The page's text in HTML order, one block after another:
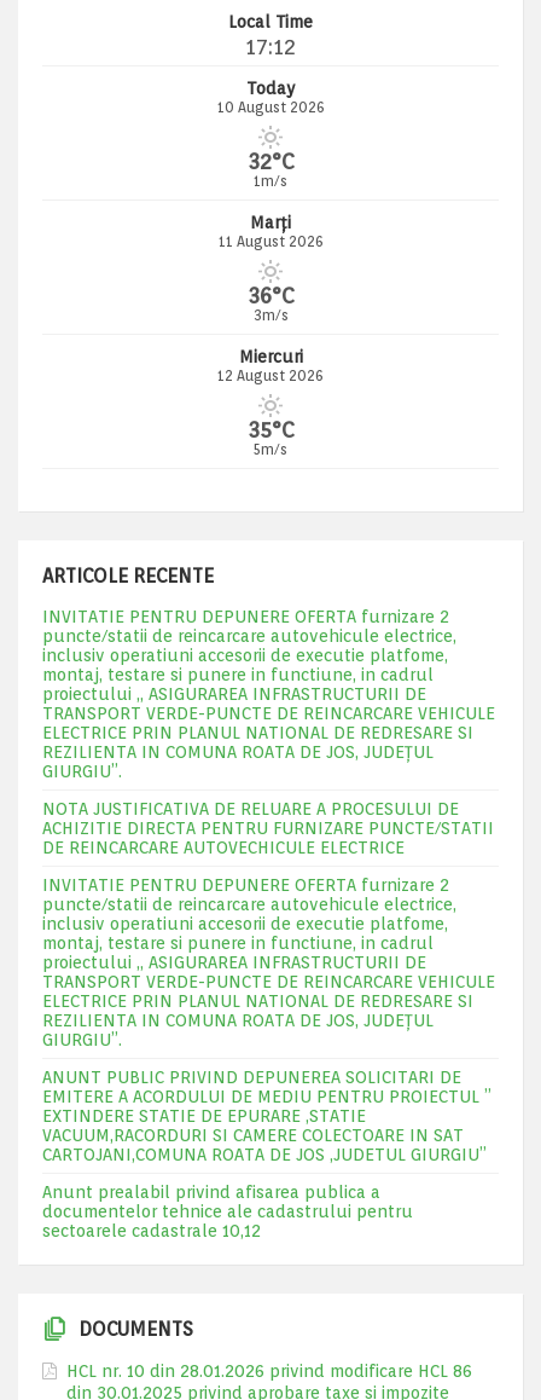
Local Time
17:12
Today
10 August 2026
32°C
1m/s
Marți
11 August 2026
36°C
3m/s
Miercuri
12 August 2026
35°C
5m/s
ARTICOLE RECENTE
INVITATIE PENTRU DEPUNERE OFERTA furnizare 2
puncte/statii de reincarcare autovehicule electrice,
inclusiv operatiuni accesorii de executie platfome,
montaj, testare si punere in functiune, in cadrul
proiectului „ ASIGURAREA INFRASTRUCTURII DE
TRANSPORT VERDE-PUNCTE DE REINCARCARE VEHICULE
ELECTRICE PRIN PLANUL NATIONAL DE REDRESARE SI
REZILIENTA IN COMUNA ROATA DE JOS, JUDEŢUL
GIURGIU”.
NOTA JUSTIFICATIVA DE RELUARE A PROCESULUI DE
ACHIZITIE DIRECTA PENTRU FURNIZARE PUNCTE/STATII
DE REINCARCARE AUTOVECHICULE ELECTRICE
INVITATIE PENTRU DEPUNERE OFERTA furnizare 2
puncte/statii de reincarcare autovehicule electrice,
inclusiv operatiuni accesorii de executie platfome,
montaj, testare si punere in functiune, in cadrul
proiectului „ ASIGURAREA INFRASTRUCTURII DE
TRANSPORT VERDE-PUNCTE DE REINCARCARE VEHICULE
ELECTRICE PRIN PLANUL NATIONAL DE REDRESARE SI
REZILIENTA IN COMUNA ROATA DE JOS, JUDEŢUL
GIURGIU”.
ANUNT PUBLIC PRIVIND DEPUNEREA SOLICITARI DE
EMITERE A ACORDULUI DE MEDIU PENTRU PROIECTUL ”
EXTINDERE STATIE DE EPURARE ,STATIE
VACUUM,RACORDURI SI CAMERE COLECTOARE IN SAT
CARTOJANI,COMUNA ROATA DE JOS ,JUDETUL GIURGIU”
Anunt prealabil privind afisarea publica a
documentelor tehnice ale cadastrului pentru
sectoarele cadastrale 10,12
DOCUMENTS
HCL nr. 10 din 28.01.2026 privind modificare HCL 86
din 30.01.2025 privind aprobare taxe si impozite